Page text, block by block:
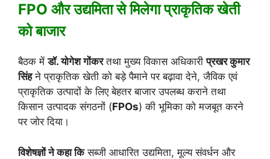
FPO और उद्यमिता से मिलेगा प्राकृतिक खेती
को बाजार
बैठक मेंडॉ. योगेश गोंकरतथा मुख्य विकास अधिकारीप्रखर कुमार
सिंहने प्राकृतिक खेती को बड़े पैमाने पर बढ़ावा देने, जैविक एवं
प्राकृतिक उत्पादों के लिए बेहतर बाजार उपलब्ध कराने तथा
किसान उत्पादक संगठनों (FPOs) की भूमिका को मजबूत करने
पर जोर दिया।
विशेषज्ञों ने कहा किसब्जी आधारित उद्यमिता, मूल्य संवर्धन और